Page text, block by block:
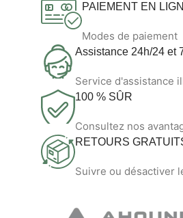
PAIEMENT EN
Modes de paiement
Assistance 24h/24 et
Service d'assistance
100 % SÛR
Consultez nos
RETOURS
Suivre ou désactiver